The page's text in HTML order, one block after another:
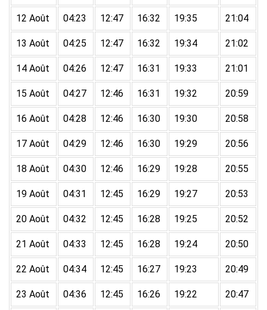
12 Août 04:23 12:47 16:32 19:35 21:04
13 Août 04:25 12:47 16:32 19:34 21:02
14 Août 04:26 12:47 16:31 19:33 21:01
15 Août 04:27 12:46 16:31 19:32 20:59
16 Août 04:28 12:46 16:30 19:30 20:58
17 Août 04:29 12:46 16:30 19:29 20:56
18 Août 04:30 12:46 16:29 19:28 20:55
19 Août 04:31 12:45 16:29 19:27 20:53
20 Août 04:32 12:45 16:28 19:25 20:52
21 Août 04:33 12:45 16:28 19:24 20:50
22 Août 04:34 12:45 16:27 19:23 20:49
23 Août 04:36 12:45 16:26 19:22 20:47